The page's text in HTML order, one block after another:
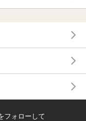
フォローして